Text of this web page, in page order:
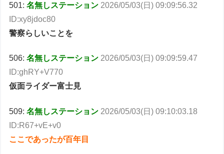
501:名無しステーション 2026/05/03(日) 09:09:56.32
ID:xy8jdoc80
警察らしいことを
506:名無しステーション 2026/05/03(日) 09:09:59.47
ID:ghRY+V770
仮面ライダー富士見
509:名無しステーション 2026/05/03(日) 09:10:03.18
ID:R67+vE+v0
ここであったが百年目